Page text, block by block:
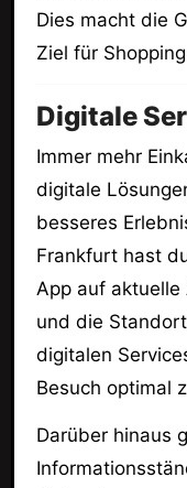
Dies macht die
Ziel für
Digitale
Immer mehr
digitale
besseres
Frankfurt hast
App auf
und die
digitalen
Besuch optimal
Darüber hinaus